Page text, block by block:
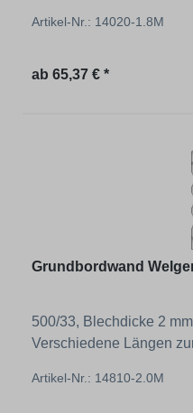
Artikel-Nr.: 14020-1.8M
Regulärer Preis:
ab 65,37 € *
Grundbordwand
500/33, Blechdicke 2
Verschiedene Längen
Artikel-Nr.: 14810-2.0M